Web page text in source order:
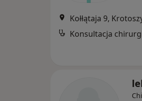
Kołłątaja 9,
Konsultacja